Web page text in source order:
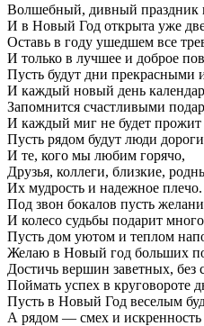
Волшебный, дивный праздник
И в Новый Год открыта уже
Оставь в году ушедшем все
И только в лучшее и доброе
Пусть будут дни прекрасными
И каждый новый день
Запомнится счастливыми
И каждый миг не будет прожит
Пусть рядом будут люди
И те, кого мы любим горячо,
Друзья, коллеги, близкие,
Их мудрость и надежное плечо.
Под звон бокалов пусть
И колесо судьбы подарит много
Пусть дом уютом и теплом
Желаю в Новый год больших
Достичь вершин заветных, без
Поймать успех в круговороте
Пусть в Новый Год веселым
А рядом — смех и искренность